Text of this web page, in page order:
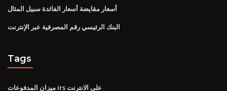
أسعار مقايضة أسعار الفائدة سبيل المثال
البنك الرئيسي رقم المصرفية عبر الإنترنت
Tags
ميزان المدفوعات irs على الانترنت